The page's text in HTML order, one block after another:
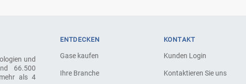
eine zentrale Rolle, gleich ob aus
...
und
66.500
als 4
ENTDECKEN
Gase kaufen
Ihre Branche
KONTAKT
Kunden Login
Kontaktieren Sie uns